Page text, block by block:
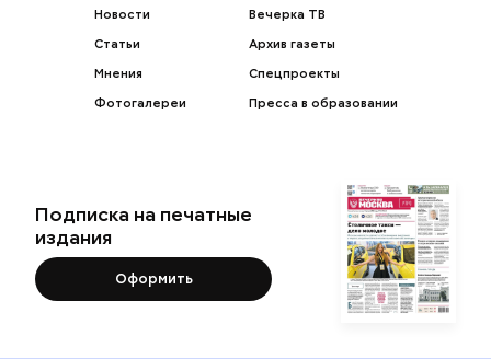
Новости
Статьи
Мнения
Фотогалереи
Вечерка ТВ
Архив газеты
Спецпроекты
Пресса в образовании
Подписка на печатные
издания
Оформить